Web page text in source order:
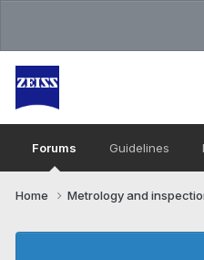
Forums Guidelines
Home Metrology and